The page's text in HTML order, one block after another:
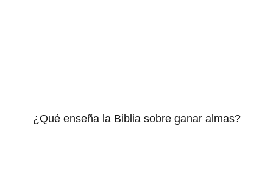
¿Qué enseña la Biblia sobre ganar almas?